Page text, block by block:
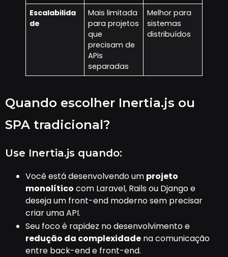
Escalabilida
de
Mais limitada
para projetos
que
precisam de
APIs
separadas
Melhor para
sistemas
distribuídos
Quando escolher Inertia.js ou
SPA tradicional?
Use Inertia.js quando:
Você está desenvolvendo um projeto
monolítico com Laravel, Rails ou Django e
deseja um front-end moderno sem precisar
criar uma API.
Seu foco é rapidez no desenvolvimento e
redução da complexidade na comunicação
entre back-end e front-end.